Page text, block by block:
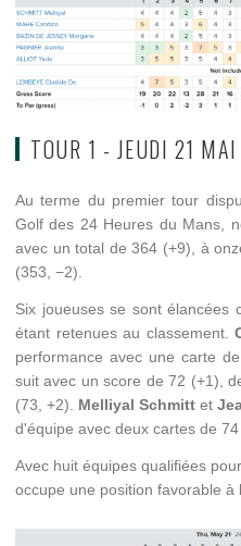
TOUR 1 - JEUDI 21 MAI
Au terme du premier tour
Golf des 24 Heures du Mans,
avec un total de 364 (+9), à
(353, −2).
Six joueuses se sont élancées
étant retenues au classement.
performance avec une carte
suit avec un score de 72 (+1),
(73, +2). Melliyal Schmitt et
d'équipe avec deux cartes de 74
Avec huit équipes qualifiées
occupe une position favorable à